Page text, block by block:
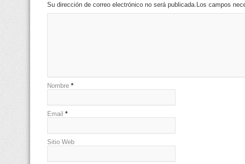
Su dirección de correo electrónico no será publicada.Los campos
Nombre *
Email *
Sitio Web